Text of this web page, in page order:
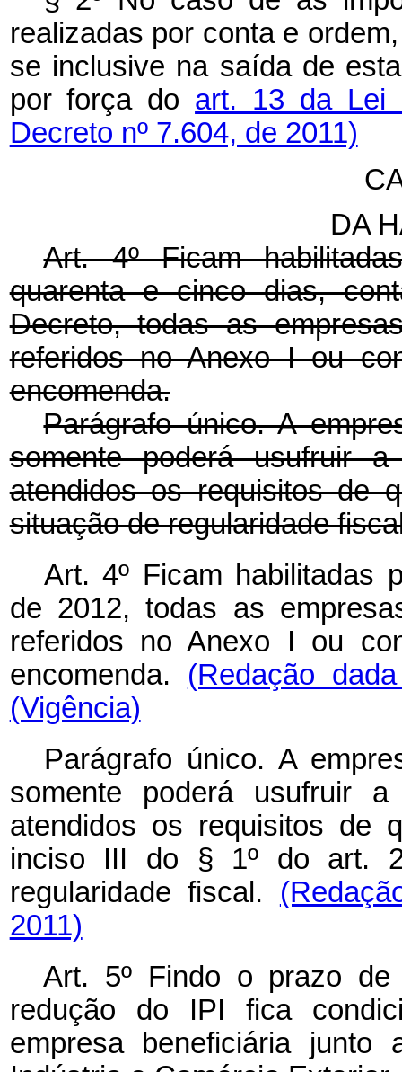
realizadas por conta e
se inclusive na saída de
por força do art. 13 da Lei
Decreto nº 7.604, de 2011)
DA
Art. 4º Ficam
quarenta e cinco dias,
Decreto, todas as
referidos no Anexo I ou
encomenda.
Parágrafo único. A
somente poderá usufruir
atendidos os requisitos de
situação de regularidade
Art. 4º Ficam habilitadas
de 2012, todas as
referidos no Anexo I ou
encomenda. (Redação
(Vigência)
Parágrafo único. A
somente poderá usufruir
atendidos os requisitos de
inciso III do § 1º do art.
regularidade fiscal.
2011)
Art. 5º Findo o prazo
redução do IPI fica
empresa beneficiária junto